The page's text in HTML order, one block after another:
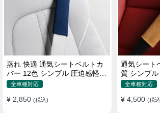
蒸れ 快適 通気シートベルトカ
バー 12色 シンブル 圧迫感軽減
保護 肩当てパッド
全車種対応
¥ 2,850 (税込)
通気シートベ
質 シンブル
てパッド 圧
全車種対応
¥ 4,500 (税